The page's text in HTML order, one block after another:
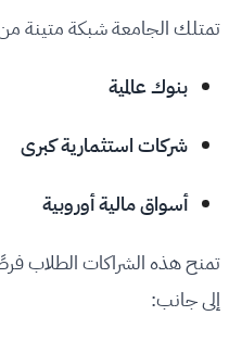
تمتلك الجامعة شبكة متينة
بنوك عالمية
شركات استثمارية كبرى
أسواق مالية أوروبية
تمنح هذه الشراكات الطلاب
إلى جانب: